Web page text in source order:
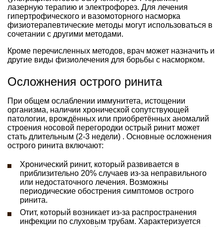
лазерную терапию и электрофорез. Для лечения
гипертрофического и вазомоторного насморка
физиотерапевтические методы могут использоваться в
сочетании с другими методами.
Кроме перечисленных методов, врач может назначить и
другие виды физиолечения для борьбы с насморком.
Осложнения острого ринита
При общем ослаблении иммунитета, истощении
организма, наличии хронической сопутствующей
патологии, врождённых или приобретённых аномалий
строения носовой перегородки острый ринит может
стать длительным (2-3 недели) . Основные осложнения
острого ринита включают:
Хронический ринит, который развивается в
приблизительно 20% случаев из-за неправильного
или недостаточного лечения. Возможны
периодические обострения симптомов острого
ринита.
Отит, который возникает из-за распространения
инфекции по слуховым трубам. Характеризуется